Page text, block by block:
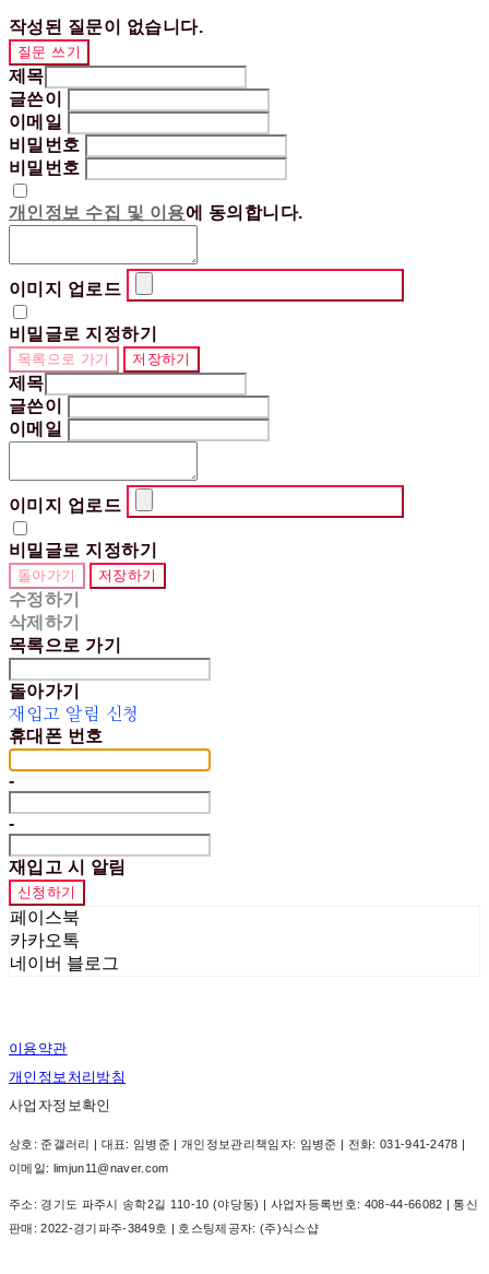
작성된 질문이 없습니다.
질문 쓰기
제목
글쓴이
이메일
비밀번호
비밀번호
개인정보 수집 및 이용에 동의합니다.
이미지 업로드
비밀글로 지정하기
목록으로 가기 저장하기
제목
글쓴이
이메일
이미지 업로드
비밀글로 지정하기
돌아가기 저장하기
수정하기
삭제하기
목록으로 가기
돌아가기
재입고 알림 신청
휴대폰 번호
-
-
재입고 시 알림
신청하기
페이스북
카카오톡
네이버 블로그
이용약관
개인정보처리방침
사업자정보확인
상호: 준갤러리 | 대표: 임병준 | 개인정보관리책임자: 임병준 | 전화: 031-941-2478 |
이메일: limjun11@naver.com
주소: 경기도 파주시 송학2길 110-10 (야당동) | 사업자등록번호: 408-44-66082 | 통신
판매:2022-경기파주-3849호 | 호스팅제공자: (주)식스샵